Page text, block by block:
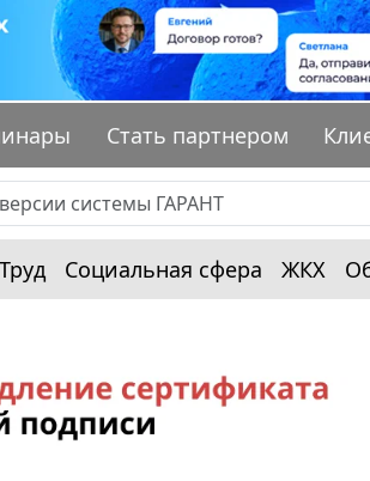
Стать партнером
Труд Социальная сфера ЖКХ